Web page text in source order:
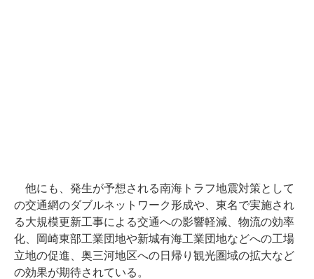
他にも、発生が予想される南海トラフ地震対策として
の交通網のダブルネットワーク形成や、東名で実施され
る大規模更新工事による交通への影響軽減、物流の効率
化、岡崎東部工業団地や新城有海工業団地などへの工場
立地の促進、奥三河地区への日帰り観光圏域の拡大など
の効果が期待されている。